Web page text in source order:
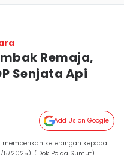
Remaja,
Senjata Api
Add Us on Google
keterangan kepada